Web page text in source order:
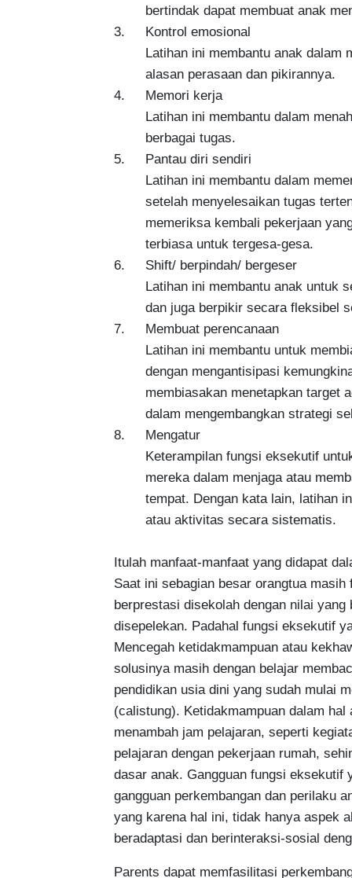
bertindak dapat membuat anak
3.	Kontrol emosional
Latihan ini membantu anak
        alasan perasaan dan pikirannya.
4.	Memori kerja
Latihan ini membantu dalam
        berbagai tugas.
5.	Pantau diri sendiri
Latihan ini membantu dalam
setelah menyelesaikan tugas
memeriksa kembali pekerjaan
        terbiasa untuk tergesa-gesa.
6.	Shift/ berpindah/ bergeser
Latihan ini membantu anak untuk
dan juga berpikir secara fleksibel
7.	Membuat perencanaan
Latihan ini membantu untuk
dengan mengantisipasi
membiasakan menetapkan target
dalam mengembangkan strategi
8.	Mengatur
Keterampilan fungsi eksekutif
mereka dalam menjaga atau
tempat. Dengan kata lain,
        atau aktivitas secara sistematis.
Itulah manfaat-manfaat yang didapat
Saat ini sebagian besar orangtua
berprestasi disekolah dengan nilai
disepelekan. Padahal fungsi eksekutif
Mencegah ketidakmampuan atau
solusinya masih dengan belajar
pendidikan usia dini yang sudah mulai
(calistung). Ketidakmampuan dalam
menambah jam pelajaran, seperti
pelajaran dengan pekerjaan rumah,
dasar anak. Gangguan fungsi eksekutif
gangguan perkembangan dan perilaku
yang karena hal ini, tidak hanya aspek
beradaptasi dan berinteraksi-sosial
Parents dapat memfasilitasi